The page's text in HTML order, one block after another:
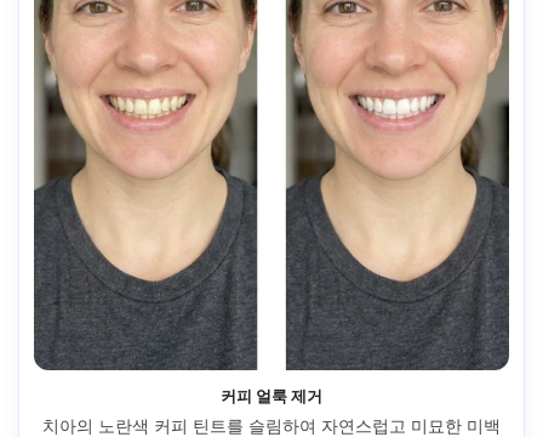
커피 얼룩 제거
치아의 노란색 커피 틴트를 슬림하여 자연스럽고 미묘한 미백